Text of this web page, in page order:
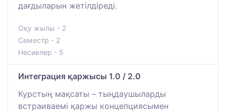
дағдыларын жетілдіреді.
Оқу жылы - 2
Семестр - 2
Несиелер - 5
Интеграция қаржысы 1.0 / 2.0
Курстың мақсаты – тыңдаушыларды
встраиваемі қаржы концепциясымен